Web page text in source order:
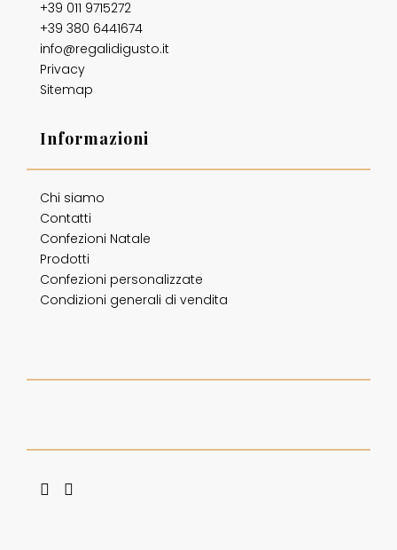
+39 011 9715272
+39 380 6441674
info@regalidigusto.it
Privacy
Sitemap
Informazioni
Chi siamo
Contatti
Confezioni Natale
Prodotti
Confezioni personalizzate
Condizioni generali di vendita